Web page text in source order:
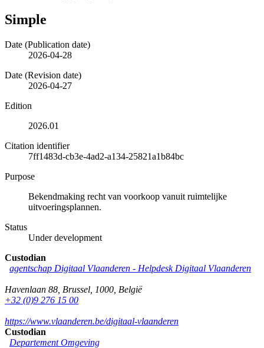
Simple
Date (Publication date)
2026-04-28
Date (Revision date)
2026-04-27
Edition
2026.01
Citation identifier
7ff1483d-cb3e-4ad2-a134-25821a1b84bc
Purpose
Bekendmaking recht van voorkoop vanuit ruimtelijke
uitvoeringsplannen.
Status
Under development
Custodian
agentschap Digitaal Vlaanderen - Helpdesk Digitaal Vlaanderen
Havenlaan 88 Brussel 1000 België
+32 (0)9 276 15 00
https://www.vlaanderen.be/digitaal-vlaanderen
Custodian
Departement Omgeving